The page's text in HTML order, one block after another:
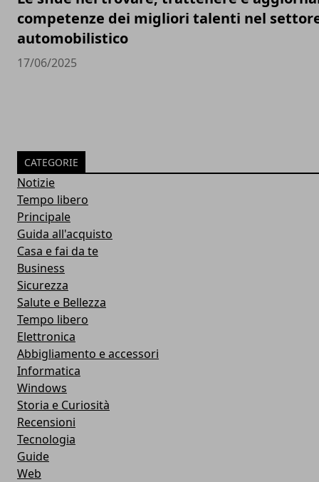
competenze dei migliori talenti nel
automobilistico
17/06/2025
CATEGORIE
Notizie
Tempo libero
Principale
Guida all'acquisto
Casa e fai da te
Business
Sicurezza
Salute e Bellezza
Tempo libero
Elettronica
Abbigliamento e accessori
Informatica
Windows
Storia e Curiosità
Recensioni
Tecnologia
Guide
Web